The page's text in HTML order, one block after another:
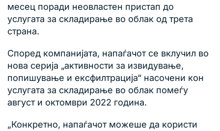
месец поради неовластен пристап до
услугата за складирање во облак од трета
страна.
Според компанијата, напаѓачот се вклучил во
нова серија „активности за извидување,
попишување и ексфилтрација“ насочени кон
услугата за складирање во облак помеѓу
август и октомври 2022 година.
„Конкретно, напаѓачот можеше да користи